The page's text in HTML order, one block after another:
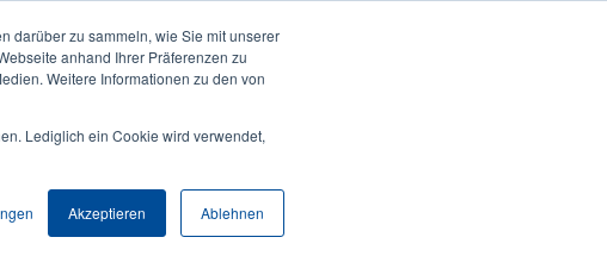
darüber zu sammeln, wie Sie mit unserer
anhand Ihrer Präferenzen zu
Weitere Informationen zu den von
Lediglich ein Cookie wird verwendet,
Akzeptieren Ablehnen
User
Anmelden / Registrieren